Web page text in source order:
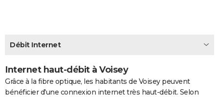
CARTE DE VOEUX
Carte de Noël
Carte Bonne année
Carte Saint-Valentin
Carte Pâques
Carte d'anniversaire
DICTIONNAIRE
Débit Internet
Internet haut-débit à Voisey
Grâce à la fibre optique, les habitants de Voisey peuvent
bénéficier d'une connexion internet très haut-débit. Selon